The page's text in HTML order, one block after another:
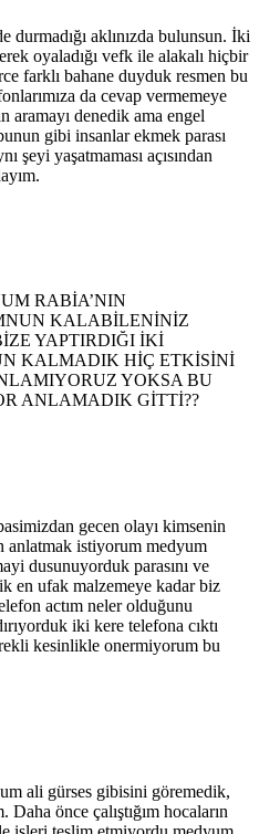
durmadığı aklınızda bulunsun. İki
oyaladığı vefk ile alakalı hiçbir
farklı bahane duyduk resmen bu
da cevap vermemeye
aramayı denedik ama engel
gibi insanlar ekmek parası
şeyi yaşatmaması açısından
RABİA’NIN
KALABİLENİNİZ
YAPTIRDIĞI İKİ
KALMADIK HİÇ ETKİSİNİ
YOKSA BU
ANLAMADIK GİTTİ??
gecen olayı kimsenin
anlatmak istiyorum medyum
dusunuyorduk parasını ve
en ufak malzemeye kadar biz
actım neler olduğunu
iki kere telefona cıktı
kesinlikle onermiyorum bu
ali gürses gibisini göremedik,
önce çalıştığım hocaların